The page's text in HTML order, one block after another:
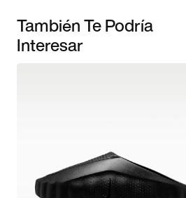
También Te Podría
Interesar